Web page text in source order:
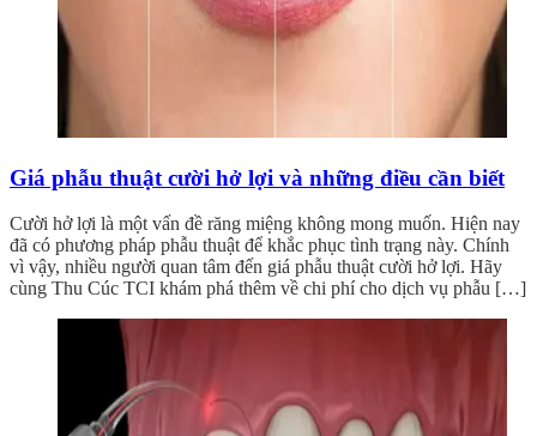
Giá phẫu thuật cười hở lợi và những điều cần biết
Cười hở lợi là một vấn đề răng miệng không mong muốn. Hiện nay
đã có phương pháp phẫu thuật để khắc phục tình trạng này. Chính
vì vậy, nhiều người quan tâm đến giá phẫu thuật cười hở lợi. Hãy
cùng Thu Cúc TCI khám phá thêm về chi phí cho dịch vụ phẫu […]